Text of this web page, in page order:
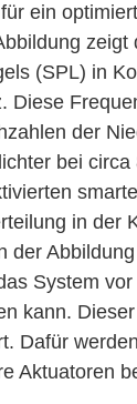
ein
zeigt
(SPL) in
Diese
der
bei
in der
der
System
kann.
Dafür
Aktuatoren